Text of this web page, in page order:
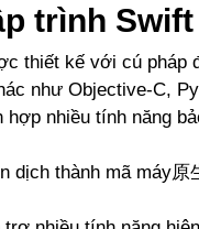
trình Swift
thiết kế với cú pháp
như Objective-C,
nhiều tính năng
dịch thành mã máy